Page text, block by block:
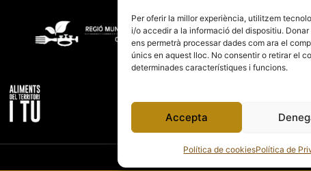
Per oferir la millor experiència, utilitzem
i/o accedir a la informació del dispositiu.
ens permetrà processar dades com ara el
únics en aquest lloc. No consentir o retirar el
determinades característiques i funcions.
Accepta
Política de cookiesPolítica de